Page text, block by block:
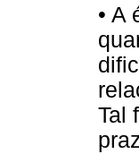
• A
Tal